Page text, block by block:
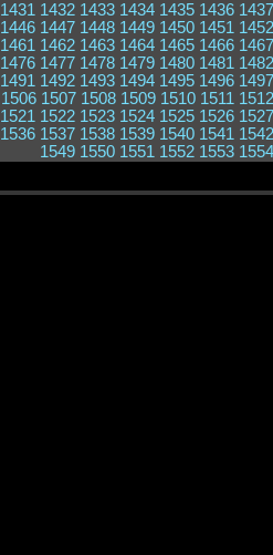
1431 1432 1433 1434 1435 1436 1437
1446 1447 1448 1449 1450 1451 1452
1461 1462 1463 1464 1465 1466 1467
1476 1477 1478 1479 1480 1481 1482
1491 1492 1493 1494 1495 1496 1497
1506 1507 1508 1509 1510 1511 1512
1521 1522 1523 1524 1525 1526 1527
1536 1537 1538 1539 1540 1541 1542
1549 1550 1551 1552 1553 1554